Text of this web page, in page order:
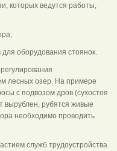
которых ведутся работы,
оборудования стоянок.
лесных озер. На примере
с подвозом дров (сухостоя
вырублен, рубятся живые
необходимо проводить
служб трудоустройства